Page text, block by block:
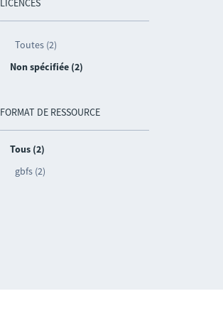
LICENCES
Toutes (2)
Non spécifiée (2)
FORMAT DE RESSOURCE
Tous (2)
gbfs (2)